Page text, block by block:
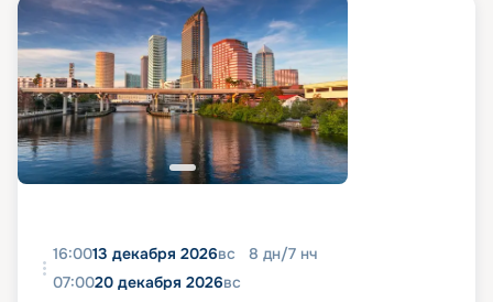
16:0013 декабря 2026вс 8 дн/7 нч
07:0020 декабря 2026вс